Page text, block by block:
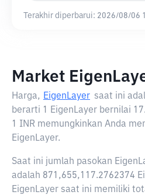
Terakhir diperbarui: 2026/08/06
Market
Harga, EigenLayer saat ini
berarti 1 EigenLayer bernilai
1 INR memungkinkan Anda
EigenLayer.
Saat ini jumlah pasokan
adalah 871,655,117.2762374
EigenLayer saat ini memiliki